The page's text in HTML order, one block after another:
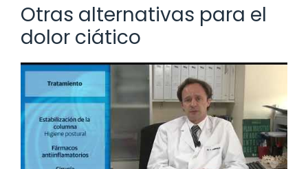
Otras alternativas para el
dolor ciático